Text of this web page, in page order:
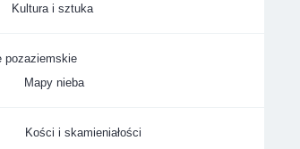
Kultura i sztuka
pozaziemskie
Mapy nieba
Kości i skamieniałości